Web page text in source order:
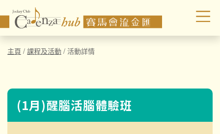
主頁 / 課程及活動 / 活動詳情
(1月)醒腦活腦體驗班